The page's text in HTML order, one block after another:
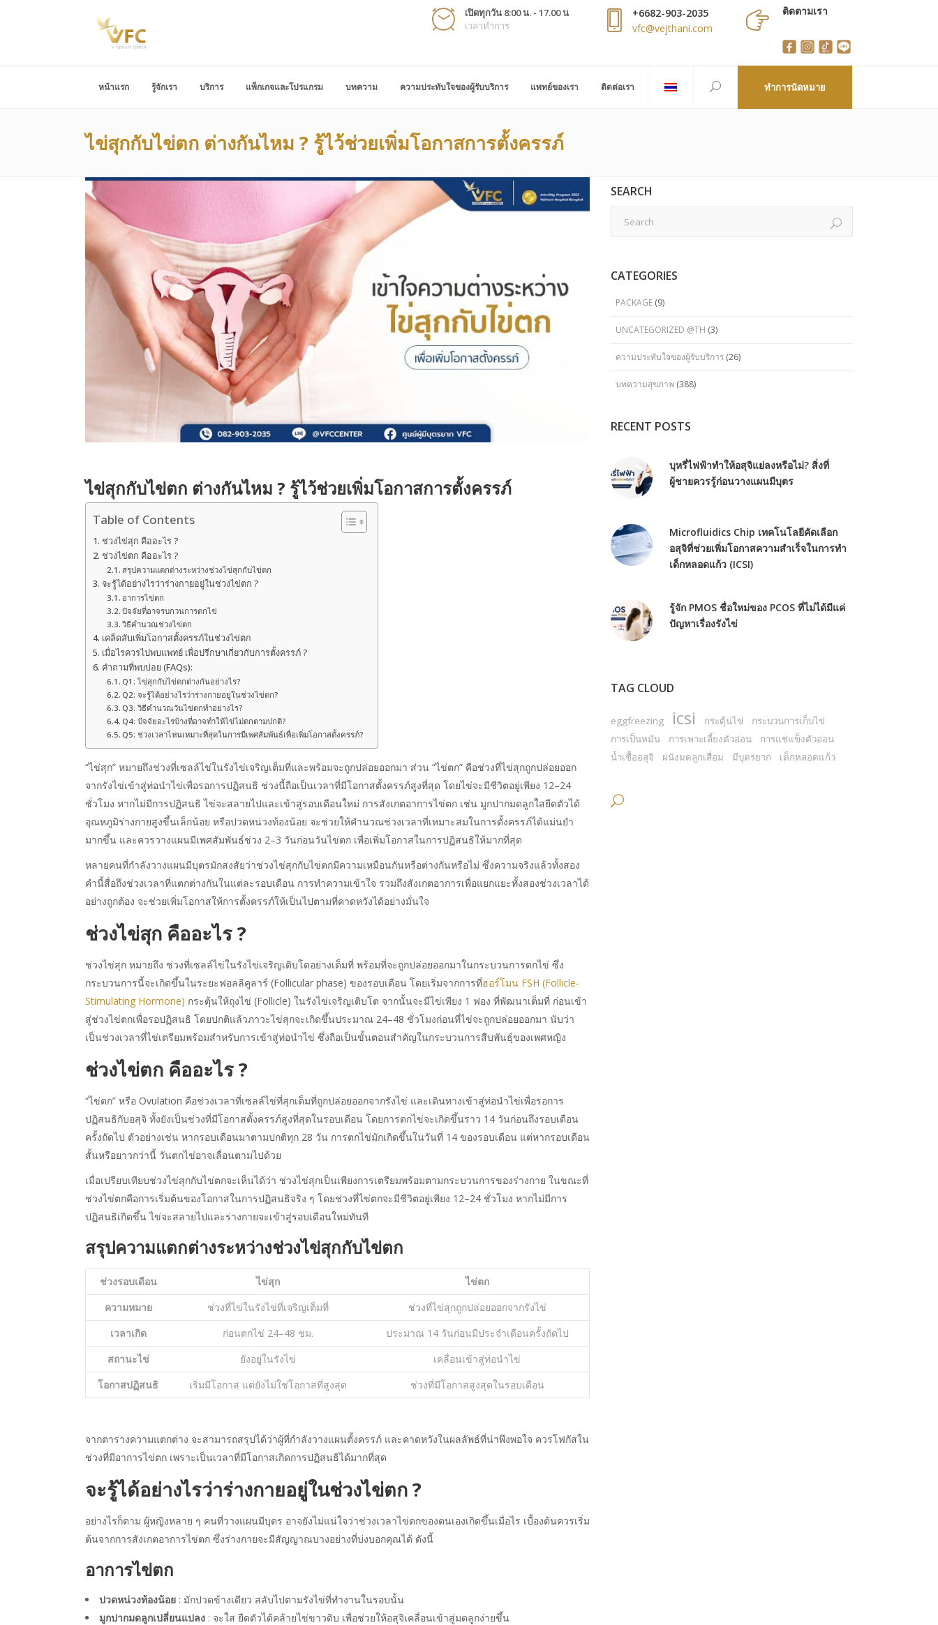
เปิดทุกวัน 8:00 น. - 17.00 น
เวลาทำการ
+6682-903-2035
vfc@vejthani.com
ติดตามเรา
หน้าแรก รู้จักเรา บริการ แพ็กเกจและโปรแกรม บทความ ความประทับใจของผู้รับบริการ แพทย์ของเรา ติดต่อเรา ทำการนัดหมาย
ไข่สุกกับไข่ตก ต่างกันไหม ? รู้ไว้ช่วยเพิ่มโอกาสการตั้งครรภ์
ไข่สุกกับไข่ตก ต่างกันไหม ? รู้ไว้ช่วยเพิ่มโอกาสการตั้งครรภ์
Table of Contents
ช่วงไข่สุก คืออะไร ?
ช่วงไข่ตก คืออะไร ?
สรุปความแตกต่างระหว่างช่วงไข่สุกกับไข่ตก
จะรู้ได้อย่างไรว่าร่างกายอยู่ในช่วงไข่ตก ?
อาการไข่ตก
ปัจจัยที่อาจรบกวนการตกไข่
วิธีคำนวณช่วงไข่ตก
เคล็ดลับเพิ่มโอกาสตั้งครรภ์ในช่วงไข่ตก
เมื่อไรควรไปพบแพทย์ เพื่อปรึกษาเกี่ยวกับการตั้งครรภ์ ?
คำถามที่พบบ่อย (FAQs):
Q1: ไข่สุกกับไข่ตกต่างกันอย่างไร?
Q2: จะรู้ได้อย่างไรว่าร่างกายอยู่ในช่วงไข่ตก?
Q3: วิธีคำนวณวันไข่ตกทำอย่างไร?
Q4: ปัจจัยอะไรบ้างที่อาจทำให้ไข่ไม่ตกตามปกติ?
Q5: ช่วงเวลาไหนเหมาะที่สุดในการมีเพศสัมพันธ์เพื่อเพิ่มโอกาสตั้งครรภ์?
“ไข่สุก” หมายถึงช่วงที่เซลล์ไข่ในรังไข่เจริญเต็มที่และพร้อมจะถูกปล่อยออกมา ส่วน “ไข่ตก” คือช่วงที่ไข่สุกถูกปล่อยออก
จากรังไข่เข้าสู่ท่อนำไข่เพื่อรอการปฏิสนธิ ช่วงนี้ถือเป็นเวลาที่มีโอกาสตั้งครรภ์สูงที่สุด โดยไข่จะมีชีวิตอยู่เพียง 12–24
ชั่วโมง หากไม่มีการปฏิสนธิ ไข่จะสลายไปและเข้าสู่รอบเดือนใหม่ การสังเกตอาการไข่ตก เช่น มูกปากมดลูกใสยืดตัวได้
อุณหภูมิร่างกายสูงขึ้นเล็กน้อย หรือปวดหน่วงท้องน้อย จะช่วยให้คำนวณช่วงเวลาที่เหมาะสมในการตั้งครรภ์ได้แม่นยำ
มากขึ้น และควรวางแผนมีเพศสัมพันธ์ช่วง 2–3 วันก่อนวันไข่ตก เพื่อเพิ่มโอกาสในการปฏิสนธิให้มากที่สุด
หลายคนที่กำลังวางแผนมีบุตรมักสงสัยว่าช่วงไข่สุกกับไข่ตกมีความเหมือนกันหรือต่างกันหรือไม่ ซึ่งความจริงแล้วทั้งสอง
คำนี้สื่อถึงช่วงเวลาที่แตกต่างกันในแต่ละรอบเดือน การทำความเข้าใจ รวมถึงสังเกตอาการเพื่อแยกแยะทั้งสองช่วงเวลาได้
อย่างถูกต้อง จะช่วยเพิ่มโอกาสให้การตั้งครรภ์ให้เป็นไปตามที่คาดหวังได้อย่างมั่นใจ
ช่วงไข่สุก คืออะไร ?
ช่วงไข่สุก หมายถึง ช่วงที่เซลล์ไข่ในรังไข่เจริญเติบโตอย่างเต็มที่ พร้อมที่จะถูกปล่อยออกมาในกระบวนการตกไข่ ซึ่ง
กระบวนการนี้จะเกิดขึ้นในระยะฟอลลิคูลาร์ (Follicular phase) ของรอบเดือน โดยเริ่มจากการที่ฮอร์โมน FSH (Follicle-
Stimulating Hormone) กระตุ้นให้ถุงไข่ (Follicle) ในรังไข่เจริญเติบโต จากนั้นจะมีไข่เพียง 1 ฟอง ที่พัฒนาเต็มที่ ก่อนเข้า
สู่ช่วงไข่ตกเพื่อรอปฏิสนธิ โดยปกติแล้วภาวะไข่สุกจะเกิดขึ้นประมาณ 24–48 ชั่วโมงก่อนที่ไข่จะถูกปล่อยออกมา นับว่า
เป็นช่วงเวลาที่ไข่เตรียมพร้อมสำหรับการเข้าสู่ท่อนำไข่ ซึ่งถือเป็นขั้นตอนสำคัญในกระบวนการสืบพันธุ์ของเพศหญิง
ช่วงไข่ตก คืออะไร ?
“ไข่ตก” หรือ Ovulation คือช่วงเวลาที่เซลล์ไข่ที่สุกเต็มที่ถูกปล่อยออกจากรังไข่ และเดินทางเข้าสู่ท่อนำไข่เพื่อรอการ
ปฏิสนธิกับอสุจิ ทั้งยังเป็นช่วงที่มีโอกาสตั้งครรภ์สูงที่สุดในรอบเดือน โดยการตกไข่จะเกิดขึ้นราว 14 วันก่อนถึงรอบเดือน
ครั้งถัดไป ตัวอย่างเช่น หากรอบเดือนมาตามปกติทุก 28 วัน การตกไข่มักเกิดขึ้นในวันที่ 14 ของรอบเดือน แต่หากรอบเดือน
สั้นหรือยาวกว่านี้ วันตกไข่อาจเลื่อนตามไปด้วย
เมื่อเปรียบเทียบช่วงไข่สุกกับไข่ตกจะเห็นได้ว่า ช่วงไข่สุกเป็นเพียงการเตรียมพร้อมตามกระบวนการของร่างกาย ในขณะที่
ช่วงไข่ตกคือการเริ่มต้นของโอกาสในการปฏิสนธิจริง ๆ โดยช่วงที่ไข่ตกจะมีชีวิตอยู่เพียง 12–24 ชั่วโมง หากไม่มีการ
ปฏิสนธิเกิดขึ้น ไข่จะสลายไปและร่างกายจะเข้าสู่รอบเดือนใหม่ทันที
สรุปความแตกต่างระหว่างช่วงไข่สุกกับไข่ตก
ช่วงรอบเดือน ไข่สุก
ไข่ตก
ความหมาย
ช่วงที่ไข่ในรังไข่ที่เจริญเต็มที่
ช่วงที่ไข่สุกถูกปล่อยออกจากรังไข่
เวลาเกิด
ก่อนตกไข่ 24–48 ชม.
ประมาณ 14 วันก่อนมีประจำเดือนครั้งถัดไป
สถานะไข่
ยังอยู่ในรังไข่
เคลื่อนเข้าสู่ท่อนำไข่
โอกาสปฏิสนธิ
เริ่มมีโอกาส แต่ยังไม่ใช่โอกาสที่สูงสุด ช่วงที่มีโอกาสสูงสุดในรอบเดือน
จากตารางความแตกต่าง จะสามารถสรุปได้ว่าผู้ที่กำลังวางแผนตั้งครรภ์ และคาดหวังในผลลัพธ์ที่น่าพึงพอใจ ควรโฟกัสใน
ช่วงที่มีอาการไข่ตก เพราะเป็นเวลาที่มีโอกาสเกิดการปฏิสนธิได้มากที่สุด
จะรู้ได้อย่างไรว่าร่างกายอยู่ในช่วงไข่ตก ?
อย่างไรก็ตาม ผู้หญิงหลาย ๆ คนที่วางแผนมีบุตร อาจยังไม่แน่ใจว่าช่วงเวลาไข่ตกของตนเองเกิดขึ้นเมื่อไร เบื้องต้นควรเริ่ม
ต้นจากการสังเกตอาการไข่ตก ซึ่งร่างกายจะมีสัญญาณบางอย่างที่บ่งบอกคุณได้ ดังนี้
อาการไข่ตก
ปวดหน่วงท้องน้อย : มักปวดข้างเดียว สลับไปตามรังไข่ที่ทำงานในรอบนั้น
มูกปากมดลูกเปลี่ยนแปลง : จะใส ยืดตัวได้คล้ายไข่ขาวดิบ เพื่อช่วยให้อสุจิเคลื่อนเข้าสู่มดลูกง่ายขึ้น
SEARCH
CATEGORIES
PACKAGE (9)
UNCATEGORIZED @TH (3)
ความประทับใจของผู้รับบริการ (26)
บทความสุขภาพ (388)
RECENT POSTS
บุหรี่ไฟฟ้าทำให้อสุจิแย่ลงหรือไม่? สิ่งที่
ผู้ชายควรรู้ก่อนวางแผนมีบุตร
Microfluidics Chip เทคโนโลยีคัดเลือก
อสุจิที่ช่วยเพิ่มโอกาสความสำเร็จในการทำ
เด็กหลอดแก้ว (ICSI)
รู้จัก PMOS ชื่อใหม่ของ PCOS ที่ไม่ได้มีแค่
ปัญหาเรื่องรังไข่
TAG CLOUD
eggfreezing icsi กระตุ้นไข่
กระบวนการเก็บไข่
การเป็นหมัน
การเพาะเลี้ยงตัวอ่อน
การแช่แข็งตัวอ่อน
น้ำเชื้ออสุจิ
ผนังมดลูกเสื่อม มีบุตรยาก เด็กหลอดแก้ว